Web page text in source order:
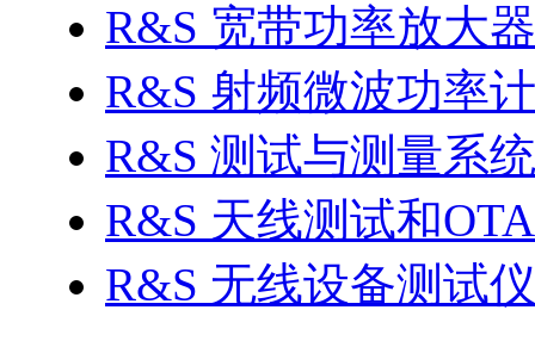
R&S 宽带功率放大器
R&S 射频微波功率
R&S 测试与测量系
R&S 天线测试和
R&S 无线设备测试